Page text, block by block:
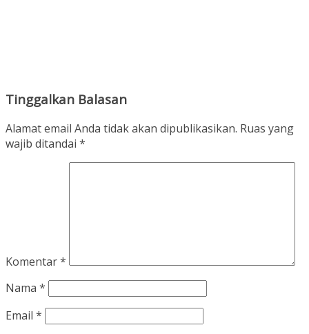
Tinggalkan Balasan
Alamat email Anda tidak akan dipublikasikan. Ruas yang
wajib ditandai *
Komentar*
Nama *
Email *